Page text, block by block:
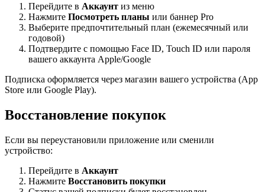
Перейдите в Аккаунт из меню
Нажмите Посмотреть планы или баннер Pro
Выберите предпочтительный план (ежемесячный или
годовой)
Подтвердите с помощью Face ID, Touch ID или пароля
вашего аккаунта Apple/Google
Подписка оформляется через магазин вашего устройства (App
Store или Google Play).
Восстановление покупок
Если вы переустановили приложение или сменили
устройство:
Перейдите в Аккаунт
Нажмите Восстановить покупки